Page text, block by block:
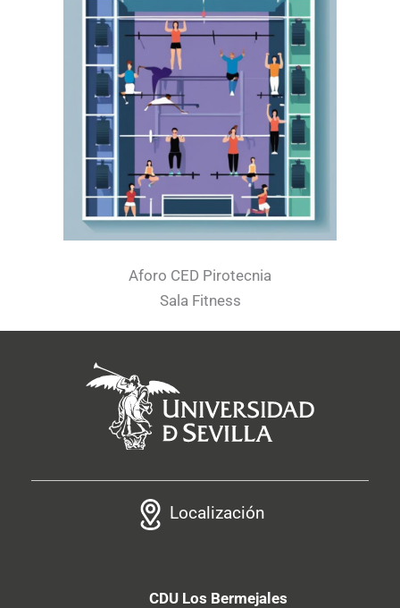
Aforo CED Pirotecnia
Sala Fitness
Localización
CDU Los Bermejales